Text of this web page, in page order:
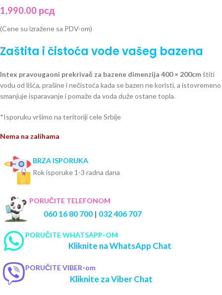
1,990.00 рсд
(Cene su izražene sa PDV-om)
Zaštita i čistoća vode vašeg bazena
Intex pravougaoni prekrivač za bazene dimenzija 400 × 200cmštiti
vodu od lišća, prašine i nečistoća kada se bazen ne koristi, a istovremeno
smanjuje isparavanje i pomaže da voda duže ostane topla.
*Isporuku vršimo na teritoriji cele Srbije
Nema na zalihama
BRZA ISPORUKA
Rok isporuke 1-3 radna dana
PORUČITE TELEFONOM
060 16 80 700 | 032 406 707
PORUČITE WHATSAPP-OM
Kliknite na WhatsApp Chat
PORUČITE VIBER-om
Kliknite za Viber Chat